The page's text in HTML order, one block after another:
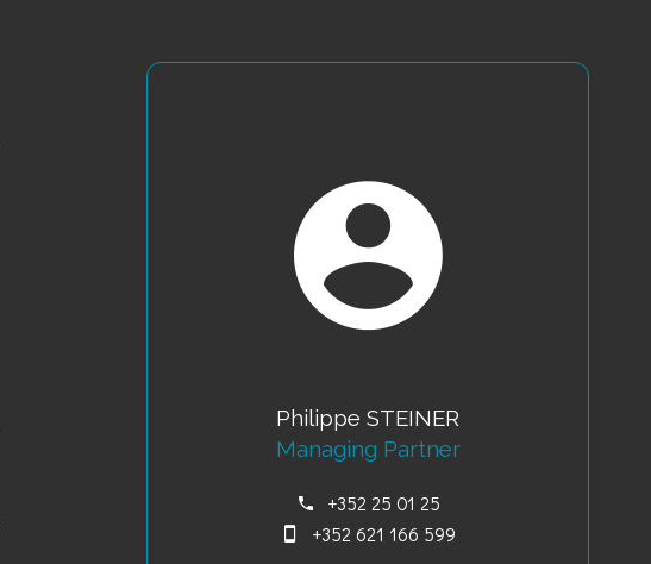
Philippe STEINER
Managing Partner
+352 25 01 25
+352 621 166 599